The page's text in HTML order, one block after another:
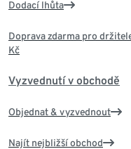
Dodací lhůta
Doprava zdarma pro
Kč
Vyzvednutí v obchodě
Objednat & vyzvednout
Najít nejbližší obchod